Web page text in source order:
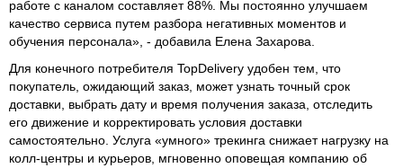
работе с каналом составляет 88%. Мы постоянно улучшаем
качество сервиса путем разбора негативных моментов и
обучения персонала», - добавила Елена Захарова.
Для конечного потребителя TopDelivery удобен тем, что
покупатель, ожидающий заказ, может узнать точный срок
доставки, выбрать дату и время получения заказа, отследить
его движение и корректировать условия доставки
самостоятельно. Услуга «умного» трекинга снижает нагрузку на
колл-центры и курьеров, мгновенно оповещая компанию об